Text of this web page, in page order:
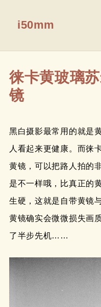
i50mm
徕卡黄玻璃
镜
黑白摄影最常用的就是
人看起来更健康。而徕
黄镜，可以把路人拍的
是不一样哦，比真正的
生硬，这就是自带黄镜
黄镜确实会微微损失画
了半步先机……